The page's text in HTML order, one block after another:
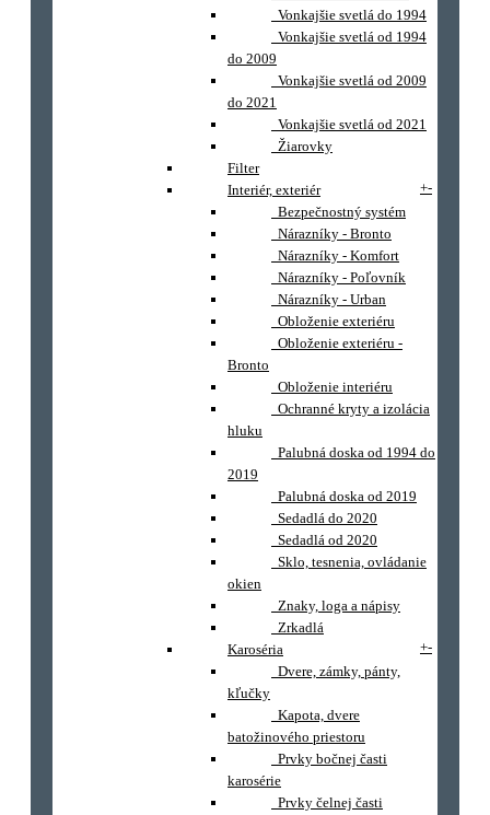
Vonkajšie svetlá do 1994
Vonkajšie svetlá od 1994
do 2009
Vonkajšie svetlá od 2009
do 2021
Vonkajšie svetlá od 2021
Žiarovky
Filter
Interiér, exteriér
+-
Bezpečnostný systém
Nárazníky - Bronto
Nárazníky - Komfort
Nárazníky - Poľovník
Nárazníky - Urban
Obloženie exteriéru
Obloženie exteriéru -
Bronto
Obloženie interiéru
Ochranné kryty a izolácia
hluku
Palubná doska od 1994 do
2019
Palubná doska od 2019
Sedadlá do 2020
Sedadlá od 2020
Sklo, tesnenia, ovládanie
okien
Znaky, loga a nápisy
Zrkadlá
Karoséria
+-
Dvere, zámky, pánty,
kľučky
Kapota, dvere
batožinového priestoru
Prvky bočnej časti
karosérie
Prvky čelnej časti